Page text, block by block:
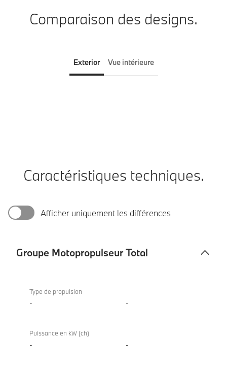
Comparaison des designs.
Exterior Vue intérieure
Caractéristiques techniques.
Afficher uniquement les différences
Groupe Motopropulseur Total
Motopropulseur
Total
Type de propulsion
- -
Puissance en kW (ch)
- -